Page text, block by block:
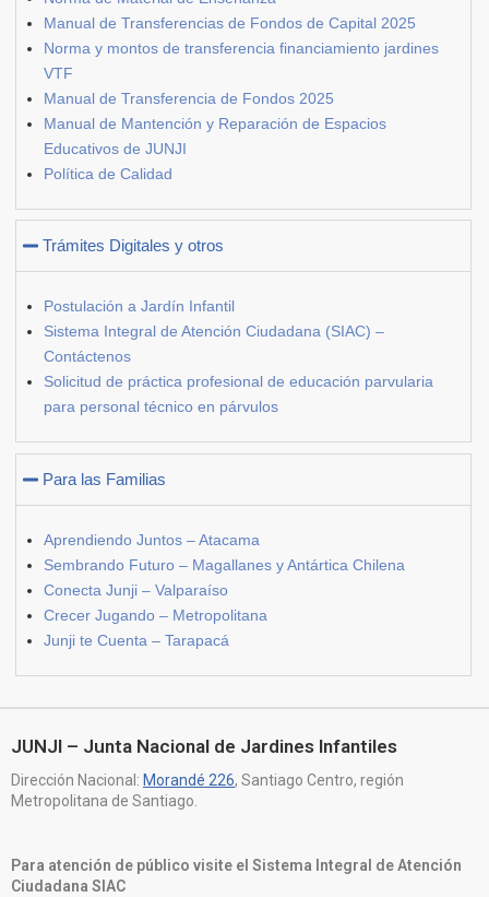
Manual de Transferencias de Fondos de Capital 2025
Norma y montos de transferencia financiamiento jardines
VTF
Manual de Transferencia de Fondos 2025
Manual de Mantención y Reparación de Espacios
Educativos de JUNJI
Política de Calidad
Trámites Digitales y otros
Postulación a Jardín Infantil
Sistema Integral de Atención Ciudadana (SIAC) –
Contáctenos
Solicitud de práctica profesional de educación parvularia
para personal técnico en párvulos
Para las Familias
Aprendiendo Juntos – Atacama
Sembrando Futuro – Magallanes y Antártica Chilena
Conecta Junji – Valparaíso
Crecer Jugando – Metropolitana
Junji te Cuenta – Tarapacá
JUNJI – Junta Nacional de Jardines Infantiles
Dirección Nacional: Morandé 226, Santiago Centro, región
Metropolitana de Santiago.
Para atención de público visite el Sistema Integral de Atención
Ciudadana SIAC